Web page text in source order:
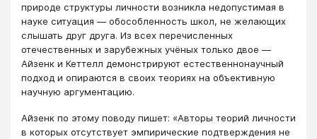
природе структуры личности возникла недопустимая в
науке ситуация ― обособленность школ, не желающих
слышать друг друга. Из всех перечисленных
отечественных и зарубежных учёных только двое ―
Айзенк и Кеттелл демонстрируют естественнонаучный
подход и опираются в своих теориях на объективную
научную аргументацию.
Айзенк по этому поводу пишет: «Авторы теорий личности
в которых отсутствует эмпирические подтверждения не